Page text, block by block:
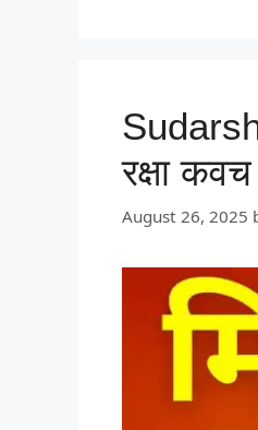
रक्षा कवच
August 26, 2025